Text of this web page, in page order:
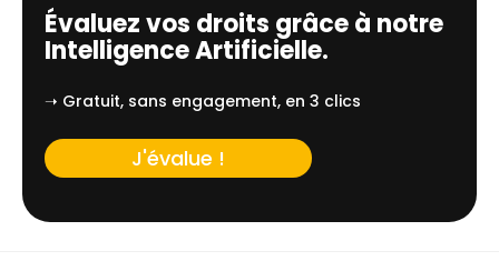
Évaluez vos droits grâce à notre
Intelligence Artificielle.
➝ Gratuit, sans engagement, en 3 clics
J'évalue !